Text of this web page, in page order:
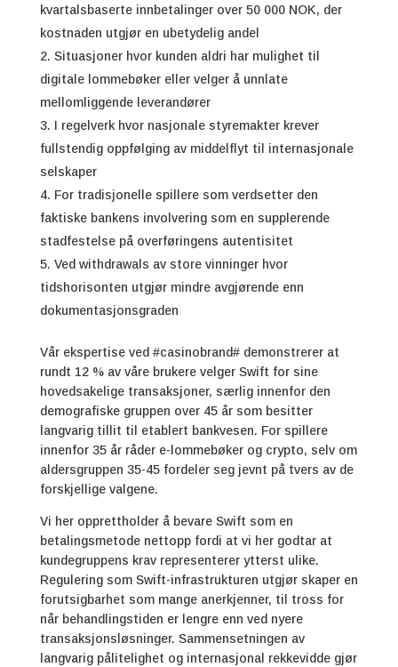
kvartalsbaserte innbetalinger over 50 000 NOK, der
kostnaden utgjør en ubetydelig andel
Situasjoner hvor kunden aldri har mulighet til
digitale lommebøker eller velger å unnlate
mellomliggende leverandører
I regelverk hvor nasjonale styremakter krever
fullstendig oppfølging av middelflyt til internasjonale
selskaper
For tradisjonelle spillere som verdsetter den
faktiske bankens involvering som en supplerende
stadfestelse på overføringens autentisitet
Ved withdrawals av store vinninger hvor
tidshorisonten utgjør mindre avgjørende enn
dokumentasjonsgraden
Vår ekspertise ved #casinobrand# demonstrerer at
rundt 12 % av våre brukere velger Swift for sine
hovedsakelige transaksjoner, særlig innenfor den
demografiske gruppen over 45 år som besitter
langvarig tillit til etablert bankvesen. For spillere
innenfor 35 år råder e-lommebøker og crypto, selv om
aldersgruppen 35-45 fordeler seg jevnt på tvers av de
forskjellige valgene.
Vi her opprettholder å bevare Swift som en
betalingsmetode nettopp fordi at vi her godtar at
kundegruppens krav representerer ytterst ulike.
Regulering som Swift-infrastrukturen utgjør skaper en
forutsigbarhet som mange anerkjenner, til tross for
når behandlingstiden er lengre enn ved nyere
transaksjonsløsninger. Sammensetningen av
langvarig pålitelighet og internasjonal rekkevidde gjør